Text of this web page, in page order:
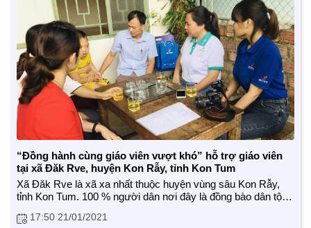
“Đồng hành cùng giáo viên vượt khó” hỗ trợ giáo viên
tại xã Đăk Rve, huyện Kon Rẫy, tỉnh Kon Tum
Xã Đăk Rve là xã xa nhất thuộc huyện vùng sâu Kon Rẫy,
tỉnh Kon Tum. 100 % người dân nơi đây là đồng bào dân tộc
những thầy, cô giáo nơi đâ...
17:50 21/01/2021